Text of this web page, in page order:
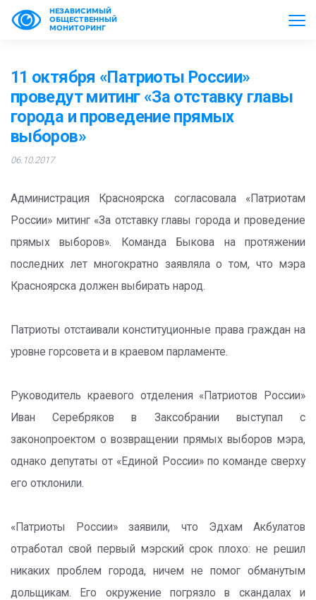
НЕЗАВИСИМЫЙ
ОБЩЕСТВЕННЫЙ
МОНИТОРИНГ
11 октября «Патриоты России»
проведут митинг «За отставку главы
города и проведение прямых
выборов»
06.10.2017
Администрация Красноярска согласовала «Патриотам
России» митинг «За отставку главы города и проведение
прямых выборов». Команда Быкова на протяжении
последних лет многократно заявляла о том, что мэра
Красноярска должен выбирать народ.
Патриоты отстаивали конституционные права граждан на
уровне горсовета и в краевом парламенте.
Руководитель краевого отделения «Патриотов России»
Иван Серебряков в Заксобрании выступал с
законопроектом о возвращении прямых выборов мэра,
однако депутаты от «Единой России» по команде сверху
его отклонили.
«Патриоты России» заявили, что Эдхам Акбулатов
отработал свой первый мэрский срок плохо: не решил
никаких проблем города, ничем не помог обманутым
дольщикам. Его окружение погрязло в скандалах и